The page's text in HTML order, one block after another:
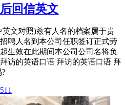
回信英文
文对照)兹有人名的档案属于贵
聘人名到本公司任职签订正式劳
生效在此期间本公司公司名将负
访的英语口语 拜访的英语口语 拜